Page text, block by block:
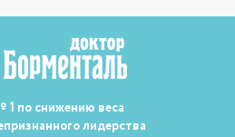
1 по снижению веса
лидерства